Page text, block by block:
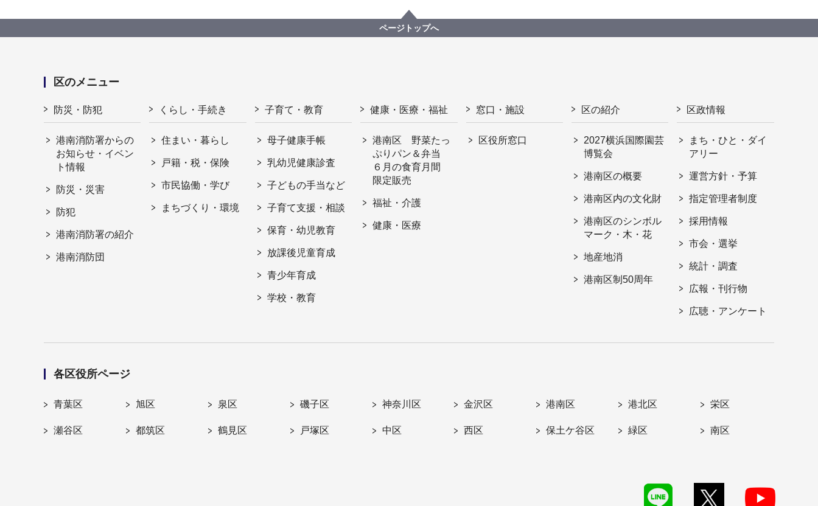
ページトップへ
区のメニュー
防災・防犯
港南消防署からの
お知らせ・イベン
ト情報
防災・災害
防犯
港南消防署の紹介
港南消防団
くらし・手続き
住まい・暮らし
戸籍・税・保険
市民協働・学び
まちづくり・環境
子育て・教育
母子健康手帳
乳幼児健康診査
子どもの手当など
子育て支援・相談
保育・幼児教育
放課後児童育成
青少年育成
学校・教育
健康・医療・福祉
港南区 野菜たっ
ぷりパン＆弁当
６月の食育月間
限定販売
福祉・介護
健康・医療
窓口・施設
区役所窓口
区の紹介
2027横浜国際園芸
博覧会
港南区の概要
港南区内の文化財
港南区のシンボル
マーク・木・花
地産地消
港南区制50周年
区政情報
まち・ひと・ダイ
アリー
運営方針・予算
指定管理者制度
採用情報
市会・選挙
統計・調査
広報・刊行物
広聴・アンケート
各区役所ページ
青葉区 旭区 泉区 磯子区 神奈川区 金沢区 港南区 港北区 栄区
瀬谷区 都筑区 鶴見区 戸塚区 中区 西区 保土ケ谷区 緑区 南区